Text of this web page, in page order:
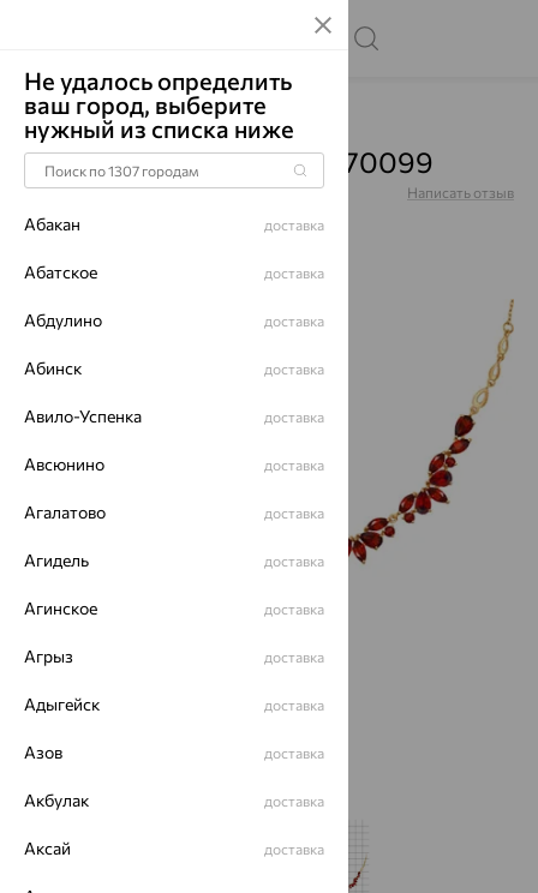
Главная Каталог Колье Гранат
Колье, золото, гранат, 770099
Артикул:770099 Написать отзыв
Не удалось определить
ваш город, выберите
нужный из списка ниже
Абакан доставка
Абатское доставка
Абдулино доставка
Абинск доставка
Авило-Успенка доставка
Авсюнино доставка
Агалатово доставка
Агидель доставка
Агинское доставка
Агрыз доставка
Адыгейск доставка
Азов доставка
Акбулак доставка
Аксай доставка